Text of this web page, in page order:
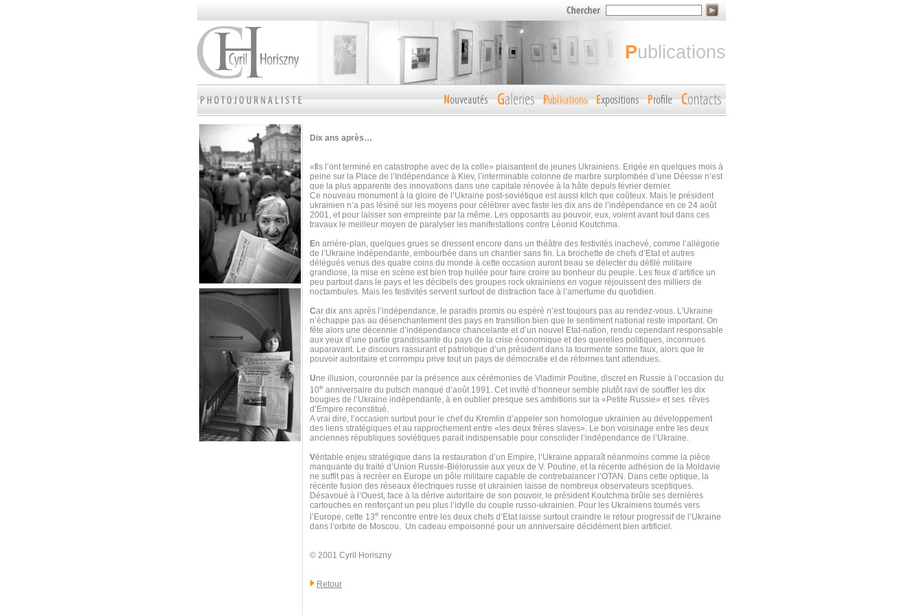
publications
Dix ans après…
« ls l’ont terminé en catastrophe avec de la colle» plaisantent de jeunes Ukrainiens. Erigée en quelques mois à
peine sur la Place de l’Indépendance à Kiev, l’interminable colonne de marbre surplombée d’une Déesse n’est
que la plus apparente des innovations dans une capitale rénovée à la hâte depuis février dernier.
Ce nouveau monument à la gloire de l’Ukraine post-soviétique est aussi kitch que coûteux. Mais le président
ukrainien n’a pas lésiné sur les moyens pour célébrer avec faste les dix ans de l’indépendance en ce 24 août
2001, et pour laisser son empreinte par la même. Les opposants au pouvoir, eux, voient avant tout dans ces
travaux le meilleur moyen de paralyser les manifestations contre Léonid Koutchma.
En arrière-plan, quelques grues se dressent encore dans un théâtre des festivités inachevé, comme l’allégorie
de l’Ukraine indépendante, embourbée dans un chantier sans fin. La brochette de chefs d’Etat et autres
délégués venus des quatre coins du monde à cette occasion auront beau se délecter du défilé militaire
grandiose, la mise en scène est bien trop huilée pour faire croire au bonheur du peuple. Les feux d’artifice un
peu partout dans le pays et les décibels des groupes rock ukrainiens en vogue réjouissent des milliers de
noctambules. Mais les festivités servent surtout de distraction face à l’amertume du quotidien.
Car dix ans après l’indépendance, le paradis promis ou espéré n’est toujours pas au rendez-vous. L’Ukraine
n’échappe pas au désenchantement des pays en transition bien que le sentiment national reste important. On
fête alors une décennie d’indépendance chancelante et d’un nouvel Etat-nation, rendu cependant responsable
aux yeux d’une partie grandissante du pays de la crise économique et des querelles politiques, inconnues
auparavant. Le discours rassurant et patriotique d’un président dans la tourmente sonne faux, alors que le
pouvoir autoritaire et corrompu prive tout un pays de démocratie et de réformes tant attendues.
Une illusion, couronnée par la présence aux cérémonies de Vladimir Poutine, discret en Russie à l’occasion du
10e anniversaire du putsch manqué d’août 1991. Cet invité d’honneur semble plutôt ravi de souffler les dix
bougies de l’Ukraine indépendante, à en oublier presque ses ambitions sur la «Petite Russie» et ses rêves
d’Empire reconstitué.
A vrai dire, l’occasion surtout pour le chef du Kremlin d’appeler son homologue ukrainien au développement
des liens stratégiques et au rapprochement entre «les deux frères slaves». Le bon voisinage entre les deux
anciennes républiques soviétiques parait indispensable pour consolider l’indépendance de l’Ukraine.
Véritable enjeu stratégique dans la restauration d’un Empire, l’Ukraine apparaît néanmoins comme la pièce
manquante du traité d’Union Russie-Biélorussie aux yeux de V. Poutine, et la récente adhésion de la Moldavie
ne suffit pas à recréer en Europe un pôle militaire capable de contrebalancer l’OTAN. Dans cette optique, la
récente fusion des réseaux électriques russe et ukrainien laisse de nombreux observateurs sceptiques.
Désavoué à l’Ouest, face à la dérive autoritaire de son pouvoir, le président Koutchma brûle ses dernières
cartouches en renforçant un peu plus l’idylle du couple russo-ukrainien. Pour les Ukrainiens tournés vers
l’Europe, cette 13e rencontre entre les deux chefs d’Etat laisse surtout craindre le retour progressif de l’Ukraine
dans l’orbite de Moscou. Un cadeau empoisonné pour un anniversaire décidément bien artificiel.
© 2001 Cyril Horiszny
Retour